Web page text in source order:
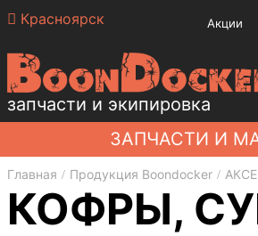
Красноярск Акции
запчасти и экипировка
ЗАПЧАСТИ И
Главная Продукция Boondocker
КОФРЫ,